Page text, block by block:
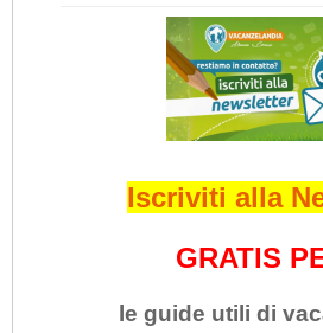
Iscriviti alla
GRATIS
le guide utili di